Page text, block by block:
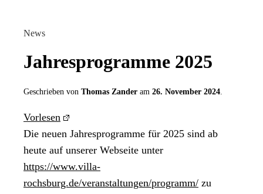
News
Jahresprogramme 2025
Geschrieben von Thomas Zander am 26. November 2024.
Vorlesen
Die neuen Jahresprogramme für 2025 sind ab
heute auf unserer Webseite unter
https://www.villa-
rochsburg.de/veranstaltungen/programm/ zu